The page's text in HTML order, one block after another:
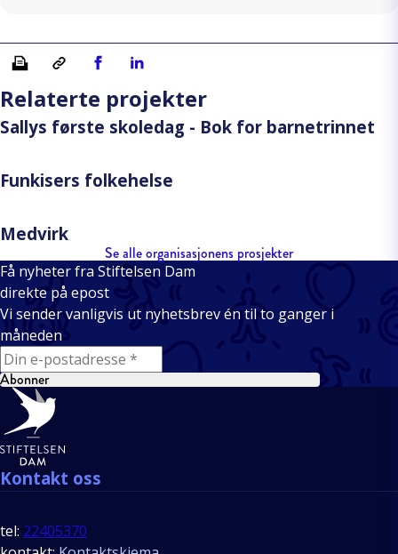
Skriv ut Kopiera länkDel på Facebook
Del på Linkedin
Relaterte projekter
Sallys første skoledag - Bok for barnetrinnet
Funkisers folkehelse
Medvirk
Se alle organisasjonens prosjekter
Få nyheter fra Stiftelsen Dam
direkte på epost
Vi sender vanligvis ut nyhetsbrev én til to ganger i
måneden
E-mail
Abonner
Bunntekst
Kontakt oss
tel: 22405370